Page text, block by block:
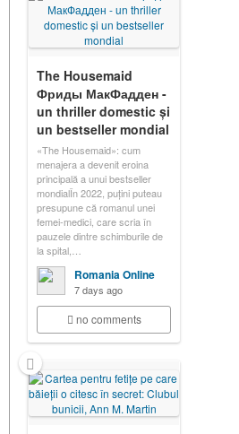
The Housemaid
Фриды МакФадден -
un thriller domestic și
un bestseller mondial
«The Housemaid»: cum
menajera a devenit eroina
principală a unui bestseller
mondialÎn 2022, puțini puteau
presupune că romanul unei
femei-medici, care scria în
pauzele dintre schimburile de
la spital,…
Romania Online
7 days ago
no comments